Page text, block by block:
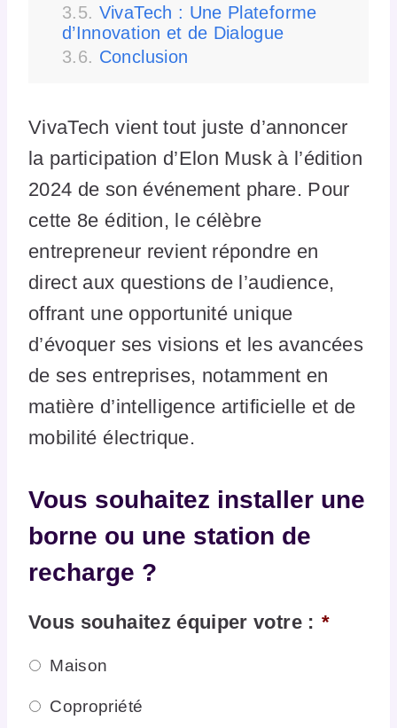
VivaTech : Une Plateforme
d’Innovation et de Dialogue
Conclusion
VivaTech vient tout juste d’annoncer
la participation d’Elon Musk à l’édition
2024 de son événement phare. Pour
cette 8e édition, le célèbre
entrepreneur revient répondre en
direct aux questions de l’audience,
offrant une opportunité unique
d’évoquer ses visions et les avancées
de ses entreprises, notamment en
matière d’intelligence artificielle et de
mobilité électrique.
Vous souhaitez installer une
borne ou une station de
recharge ?
Vous souhaitez équiper votre : *
Maison
Copropriété